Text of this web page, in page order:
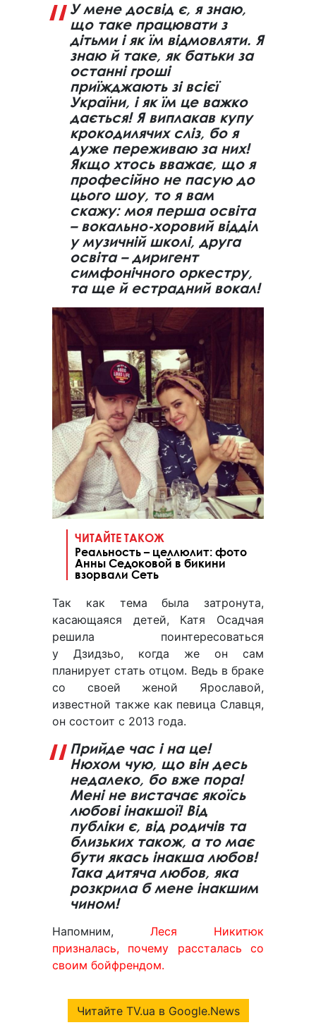
У мене досвід є, я знаю,
що таке працювати з
дітьми і як їм відмовляти. Я
знаю й таке, як батьки за
останні гроші
приїжджають зі всієї
України, і як їм це важко
дається! Я виплакав купу
крокодилячих сліз, бо я
дуже переживаю за них!
Якщо хтось вважає, що я
професійно не пасую до
цього шоу, то я вам
скажу: моя перша освіта
– вокально-хоровий відділ
у музичній школі, друга
освіта – диригент
симфонічного оркестру,
та ще й естрадний вокал!
ЧИТАЙТЕ ТАКОЖ
Реальность – целлюлит: фото
Анны Седоковой в бикини
взорвали Сеть
Так как тема была затронута,
касающаяся детей, Катя Осадчая
решила поинтересоваться
у Дзидзьо, когда же он сам
планирует стать отцом. Ведь в браке
со своей женой Ярославой,
известной также как певица Славця,
он состоит с 2013 года.
Прийде час і на це!
Нюхом чую, що він десь
недалеко, бо вже пора!
Мені не вистачає якоїсь
любові інакшої! Від
публіки є, від родичів та
близьких також, а то має
бути якась інакша любов!
Така дитяча любов, яка
розкрила б мене інакшим
чином!
Напомним, Леся Никитюк
призналась, почему рассталась со
своим бойфрендом.
Читайте TV.ua в Google.News